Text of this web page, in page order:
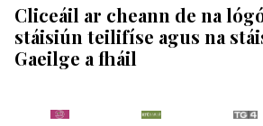
Cliceáil ar cheann de na
stáisiún teilifíse agus na
Gaeilge a fháil